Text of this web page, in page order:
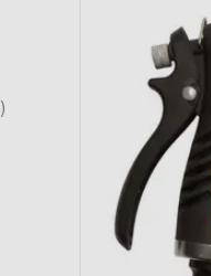
available
products available
)
available